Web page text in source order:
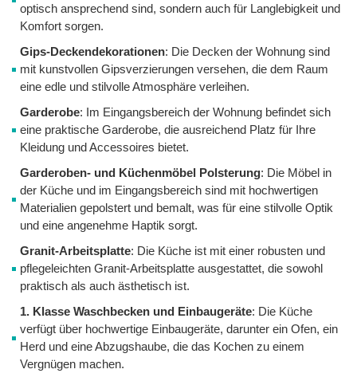
optisch ansprechend sind, sondern auch für Langlebigkeit und
Komfort sorgen.
Gips-Deckendekorationen: Die Decken der Wohnung sind
mit kunstvollen Gipsverzierungen versehen, die dem Raum
eine edle und stilvolle Atmosphäre verleihen.
Garderobe: Im Eingangsbereich der Wohnung befindet sich
eine praktische Garderobe, die ausreichend Platz für Ihre
Kleidung und Accessoires bietet.
Garderoben- und Küchenmöbel Polsterung: Die Möbel in
der Küche und im Eingangsbereich sind mit hochwertigen
Materialien gepolstert und bemalt, was für eine stilvolle Optik
und eine angenehme Haptik sorgt.
Granit-Arbeitsplatte: Die Küche ist mit einer robusten und
pflegeleichten Granit-Arbeitsplatte ausgestattet, die sowohl
praktisch als auch ästhetisch ist.
1. Klasse Waschbecken und Einbaugeräte: Die Küche
verfügt über hochwertige Einbaugeräte, darunter ein Ofen, ein
Herd und eine Abzugshaube, die das Kochen zu einem
Vergnügen machen.